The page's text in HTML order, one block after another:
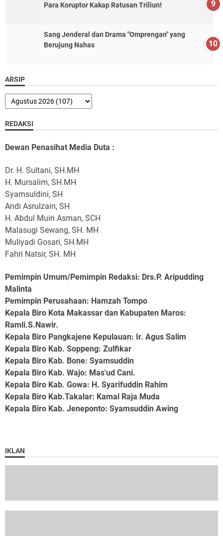
Para Koruptor Kakap Ratusan Triliun!
Sang Jenderal dan Drama "Omprengan" yang
Berujung Nahas
ARSIP
REDAKSI
Dewan Penasihat Media Duta :
Dr. H. Sultani, SH.MH
H. Mursalim, SH.MH
Syamsuldini, SH
Andi Asrulzain, SH
H. Abdul Muin Asman, SCH
Malasugi Sewang, SH. MH
Muliyadi Gosari, SH.MH
Fahri Natsir, SH. MH
Pemimpin Umum/Pemimpin Redaksi: Drs.P. Aripudding
Malinta
Pemimpin Perusahaan: Hamzah Tompo
Kepala Biro Kota Makassar dan Kabupaten Maros:
Ramli.S.Nawir.
Kepala Biro Pangkajene Kepulauan: Ir. Agus Salim
Kepala Biro Kab. Soppeng: Zulfikar
Kepala Biro Kab. Bone: Syamsuddin
Kepala Biro Kab. Wajo: Mas'ud Cani.
Kepala Biro Kab. Gowa: H. Syarifuddin Rahim
Kepala Biro Kab.Takalar: Kamal Raja Muda
Kepala Biro Kab. Jeneponto: Syamsuddin Awing
IKLAN